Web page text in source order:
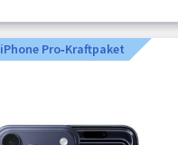
iPhone Pro‑Kraftpaket